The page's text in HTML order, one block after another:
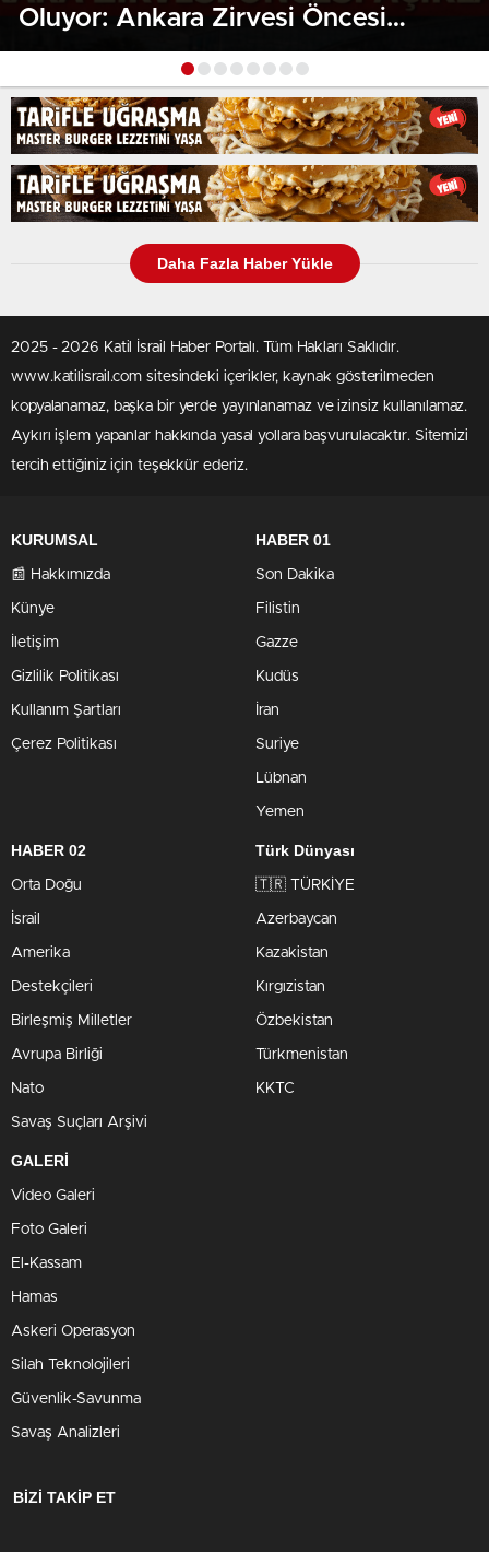
Oluyor: Ankara Zirvesi Öncesi
Açıklama
Daha Fazla Haber Yükle
2025 - 2026 Katil İsrail Haber Portalı. Tüm Hakları Saklıdır.
www.katilisrail.com sitesindeki içerikler, kaynak gösterilmeden
kopyalanamaz, başka bir yerde yayınlanamaz ve izinsiz kullanılamaz.
Aykırı işlem yapanlar hakkında yasal yollara başvurulacaktır. Sitemizi
tercih ettiğiniz için teşekkür ederiz.
KURUMSAL
📰 Hakkımızda
Künye
İletişim
Gizlilik Politikası
Kullanım Şartları
Çerez Politikası
HABER 01
Son Dakika
Filistin
Gazze
Kudüs
İran
Suriye
Lübnan
Yemen
HABER 02
Orta Doğu
İsrail
Amerika
Destekçileri
Birleşmiş Milletler
Avrupa Birliği
Nato
Savaş Suçları Arşivi
Türk Dünyası
🇹🇷 TÜRKİYE
Azerbaycan
Kazakistan
Kırgızistan
Özbekistan
Türkmenistan
KKTC
GALERİ
Video Galeri
Foto Galeri
El-Kassam
Hamas
Askeri Operasyon
Silah Teknolojileri
Güvenlik-Savunma
Savaş Analizleri
BİZİ TAKİP ET